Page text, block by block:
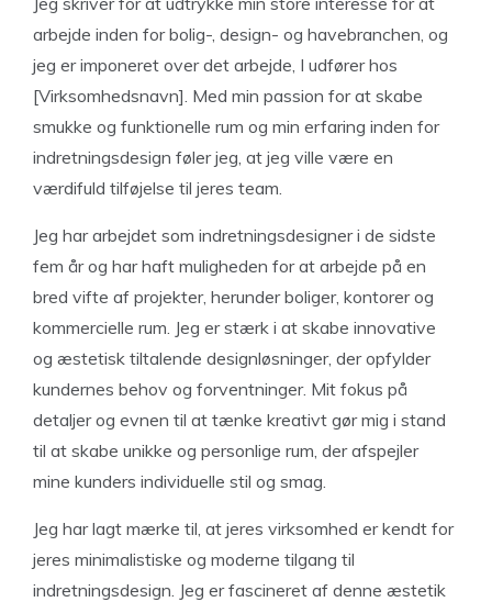
arbejde inden for bolig-, design- og havebranchen, og
jeg er imponeret over det arbejde, I udfører hos
[Virksomhedsnavn]. Med min passion for at skabe
smukke og funktionelle rum og min erfaring inden for
indretningsdesign føler jeg, at jeg ville være en
værdifuld tilføjelse til jeres team.
Jeg har arbejdet som indretningsdesigner i de sidste
fem år og har haft muligheden for at arbejde på en
bred vifte af projekter, herunder boliger, kontorer og
kommercielle rum. Jeg er stærk i at skabe innovative
og æstetisk tiltalende designløsninger, der opfylder
kundernes behov og forventninger. Mit fokus på
detaljer og evnen til at tænke kreativt gør mig i stand
til at skabe unikke og personlige rum, der afspejler
mine kunders individuelle stil og smag.
Jeg har lagt mærke til, at jeres virksomhed er kendt for
jeres minimalistiske og moderne tilgang til
indretningsdesign. Jeg er fascineret af denne æstetik